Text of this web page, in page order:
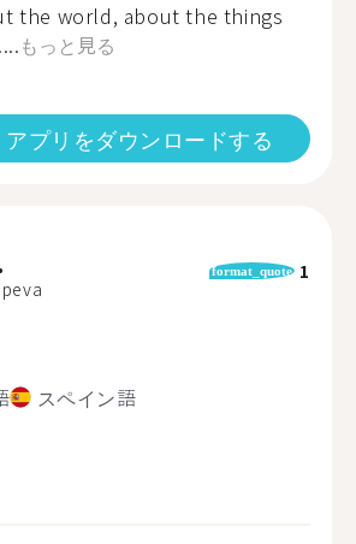
the world, about the things
もっと見る
アプリをダウンロードする
format_quote 1
スペイン語